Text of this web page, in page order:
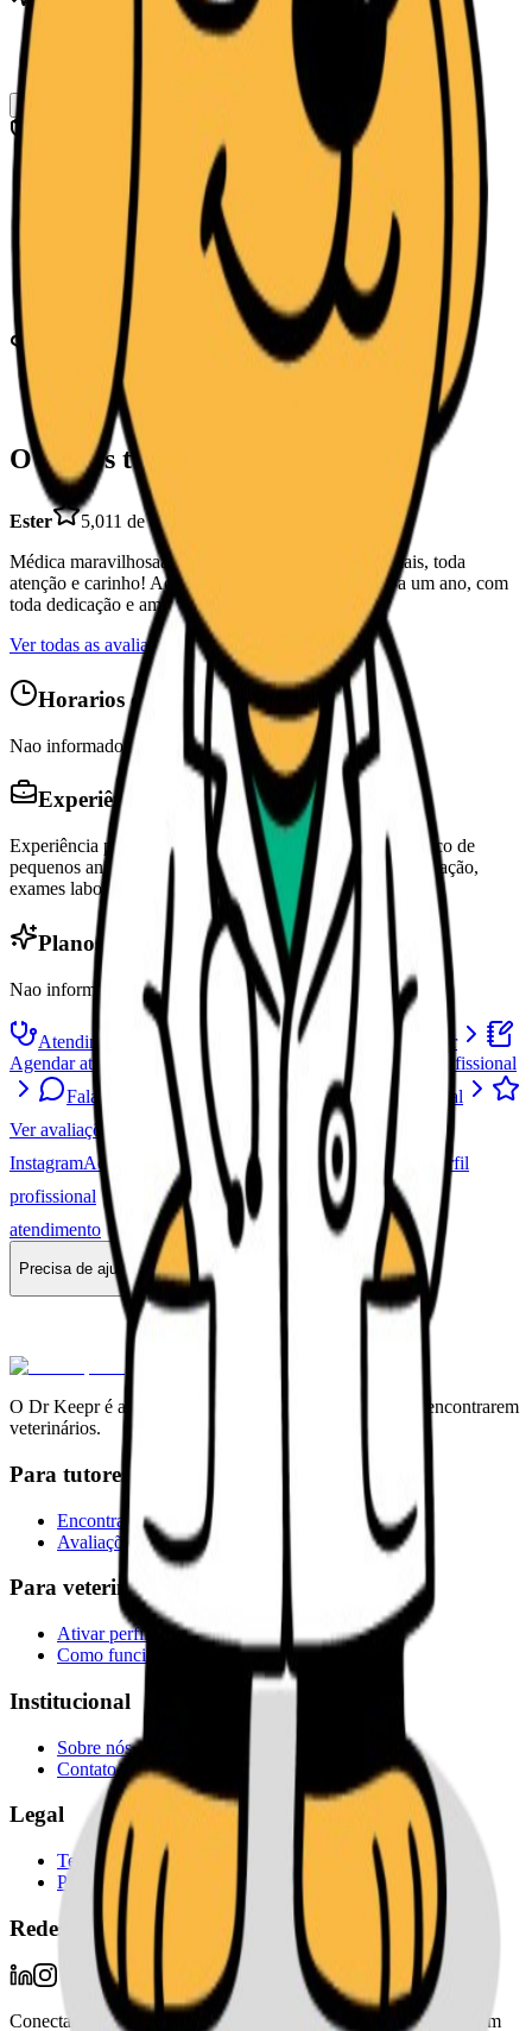
Ver mais (1)
Tipos de atendimento
Telemedicina
Domiciliar
Local de atendimento
São Paulo
Animais atendidos
Cachorro
O que os tutores dizem
Ester 5,011 de abr. de 2026
Médica maravilhosaaaa!!! O Max que amou ainda mais, toda
atenção e carinho! Acompanhando a saúde do Max a um ano, com
toda dedicação e amor! Indicaria mil vezes.
Ver todas as avaliações
Horarios de Atendimento
Nao informado
Experiência
Experiência profissional em atendimento clínico e cirúrgico de
pequenos animais, orientações de saúde preventiva, vacinação,
exames laboratoriais e acompanhamento veterinário.
Planos de saúde aceitos
Nao informado
Atendimento domiciliar
Consultas no conforto do seu lar
Agendar atendimento Agende um atendimento com este profissional
Falar no WhatsAppContato direto com o profissional
Ver avaliações
Leia experiências de outros tutores
InstagramAcompanhe nas redes sociais LinkedIn
Perfil
profissional
Site profissional
Saiba mais sobre este
atendimento
Precisa de ajuda?
O Dr Keepr é a maior plataforma do Brasil para tutores encontrarem
veterinários.
Para tutores
Encontrar veterinarios
Avaliações públicas
Para veterinários
Ativar perfil
Como funciona a validação do perfil
Institucional
Sobre nós
Contato
Legal
Termos de uso
Privacidade
Redes sociais / novidades
Conectamos milhares de tutores com profissionais veterinários em